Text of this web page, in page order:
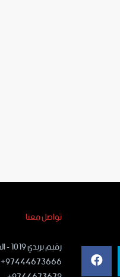
تواصل معنا
رقيم بريدي ١٠١٩ - الدوحة قطر
97444673666+